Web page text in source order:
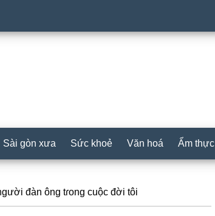
Sài gòn xưa Sức khoẻ Văn hoá Ẩm thực
đàn ông tɾong cuộc đời tôi